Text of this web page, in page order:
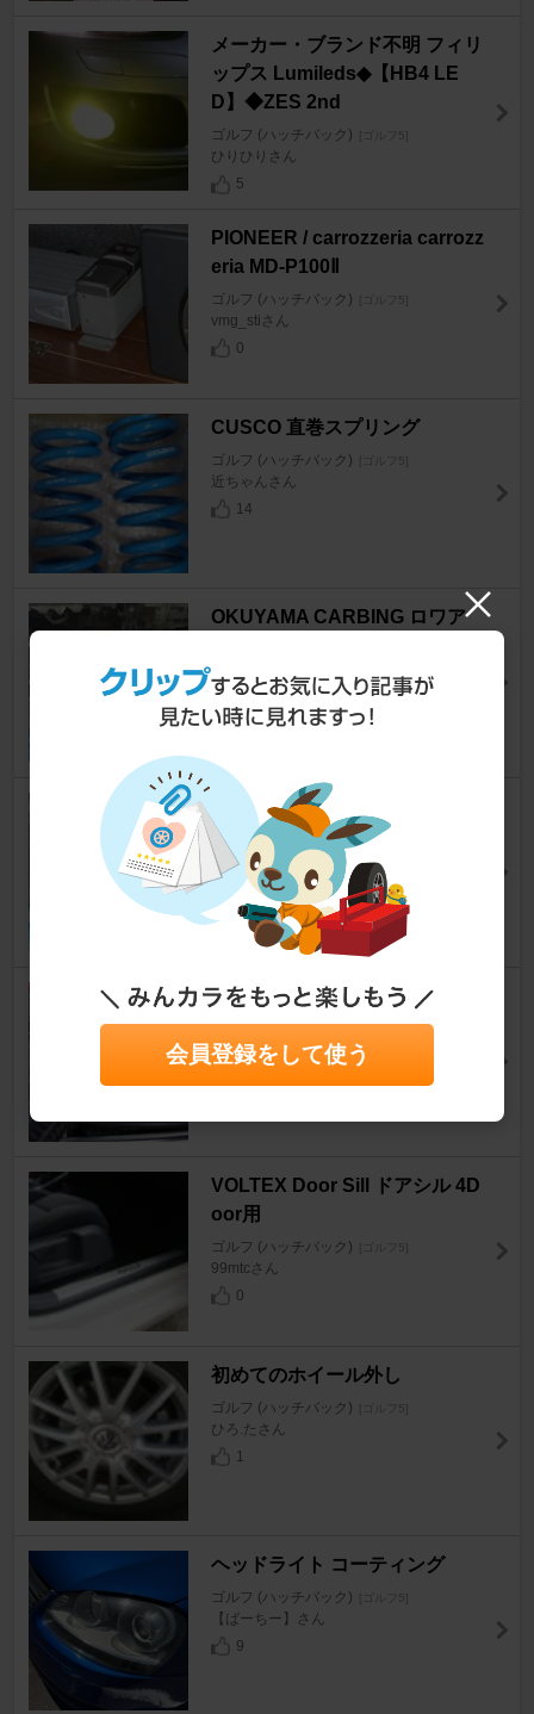
メーカー・ブランド不明 フィリ
ップス Lumileds◆【HB4 LE
D】◆ZES 2nd
ゴルフ (ハッチバック) [ゴルフ5]
ひりひりさん
5
PIONEER / carrozzeria carrozz
eria MD-P100Ⅱ
ゴルフ (ハッチバック) [ゴルフ5]
vmg_stiさん
0
CUSCO 直巻スプリング
ゴルフ (ハッチバック) [ゴルフ5]
近ちゃんさん
14
OKUYAMA CARBING ロワア
ゴルフ (ハッチバック) [ゴルフ5]
近ちゃんさん
5
OKUYAMA フロアサブフレー
ム
ゴルフ (ハッチバック) [ゴルフ5]
近ちゃんさん
6
Forge Motorsport オイルキャ
ッチタンク
ゴルフ (ハッチバック) [ゴルフ5]
VOLTEX Door Sill ドアシル 4D
oor用
ゴルフ (ハッチバック) [ゴルフ5]
99mtcさん
0
初めてのホイール外し
ゴルフ (ハッチバック) [ゴルフ5]
ひろ.たさん
1
ヘッドライト コーティング
ゴルフ (ハッチバック) [ゴルフ5]
【ばーちー】さん
9
会員登録をして使う